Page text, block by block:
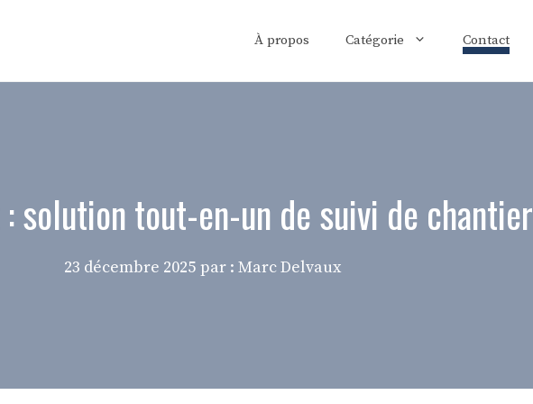
À propos Catégorie Contact
solution tout-en-un de suivi de chantier
23 décembre 2025 par : Marc Delvaux